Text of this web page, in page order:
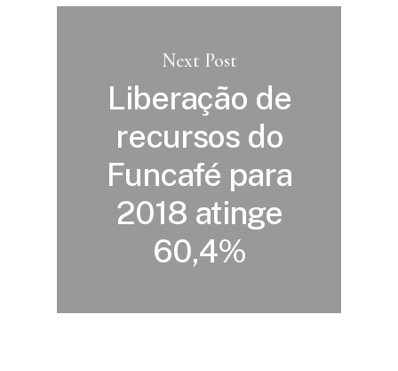
Next Post
Liberação de
recursos do
Funcafé para
2018 atinge
60,4%